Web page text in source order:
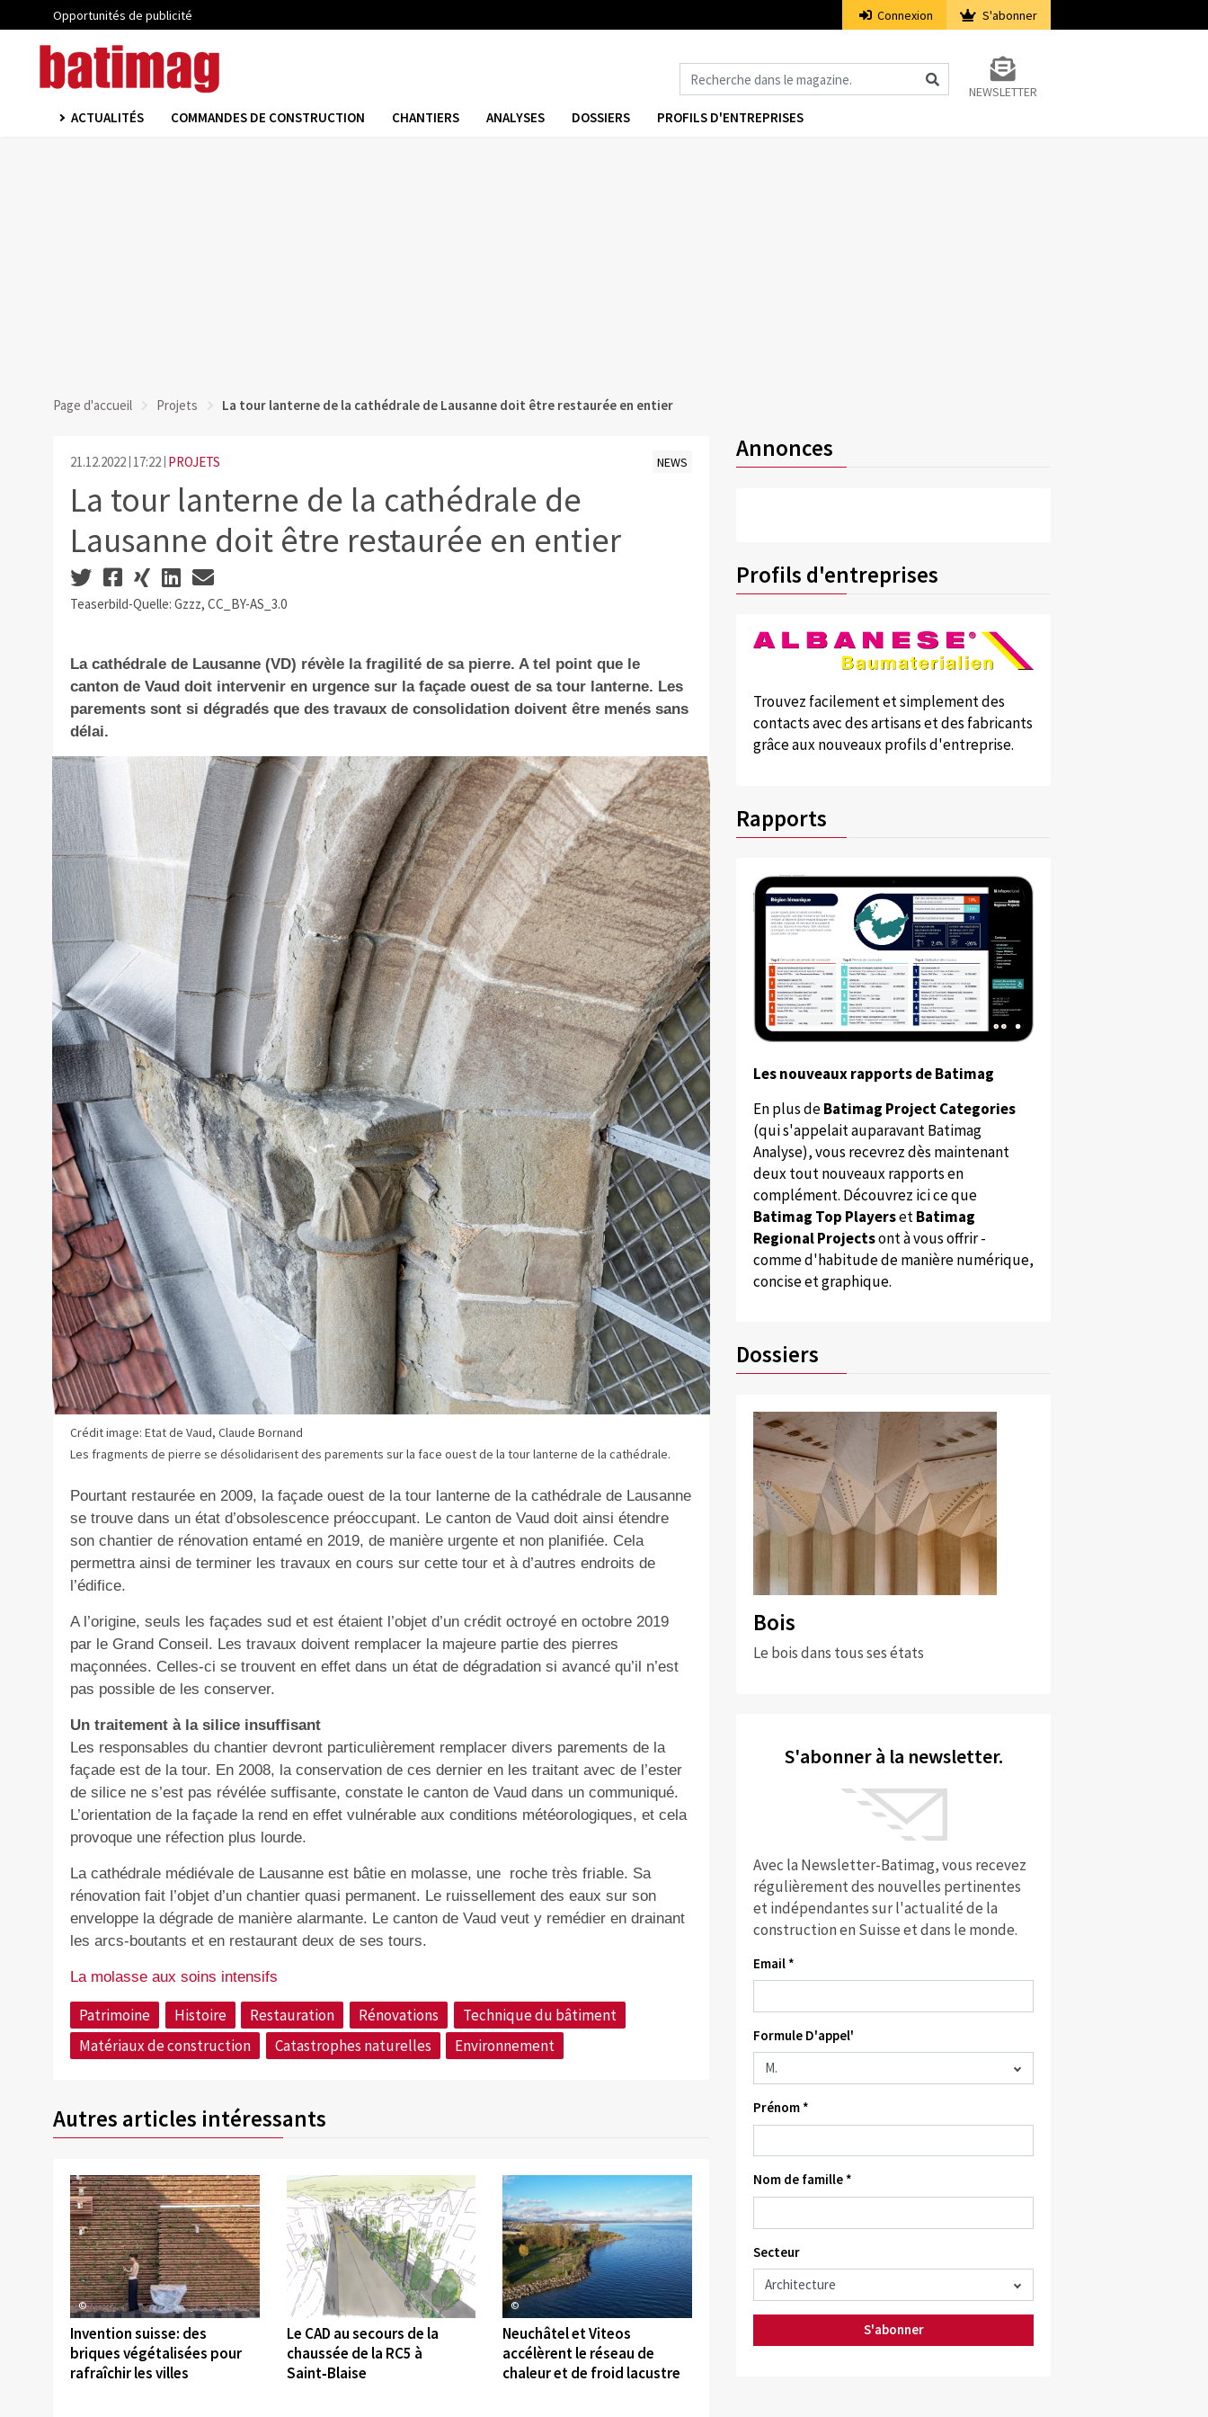
Opportunités de publicité Connexion S'abonner
NEWSLETTER
ACTUALITÉS COMMANDES DE CONSTRUCTION CHANTIERS ANALYSES DOSSIERS PROFILS D'ENTREPRISES
Page d'accueil Projets La tour lanterne de la cathédrale de Lausanne doit être restaurée en entier
21.12.2022 17:22 PROJETS NEWS
La tour lanterne de la cathédrale de
Lausanne doit être restaurée en entier
Teaserbild-Quelle: Gzzz, CC_BY-AS_3.0
La cathédrale de Lausanne (VD) révèle la fragilité de sa pierre. A tel point que le
canton de Vaud doit intervenir en urgence sur la façade ouest de sa tour lanterne. Les
parements sont si dégradés que des travaux de consolidation doivent être menés sans
délai.
Crédit image: Etat de Vaud, Claude Bornand
Les fragments de pierre se désolidarisent des parements sur la face ouest de la tour lanterne de la cathédrale.
Pourtant restaurée en 2009, la façade ouest de la tour lanterne de la cathédrale de Lausanne
se trouve dans un état d’obsolescence préoccupant. Le canton de Vaud doit ainsi étendre
son chantier de rénovation entamé en 2019, de manière urgente et non planifiée. Cela
permettra ainsi de terminer les travaux en cours sur cette tour et à d’autres endroits de
l’édifice.
A l’origine, seuls les façades sud et est étaient l’objet d’un crédit octroyé en octobre 2019
par le Grand Conseil. Les travaux doivent remplacer la majeure partie des pierres
maçonnées. Celles-ci se trouvent en effet dans un état de dégradation si avancé qu’il n’est
pas possible de les conserver.
Un traitement à la silice insuffisant
Les responsables du chantier devront particulièrement remplacer divers parements de la
façade est de la tour. En 2008, la conservation de ces dernier en les traitant avec de l’ester
de silice ne s’est pas révélée suffisante, constate le canton de Vaud dans un communiqué.
L’orientation de la façade la rend en effet vulnérable aux conditions météorologiques, et cela
provoque une réfection plus lourde.
La cathédrale médiévale de Lausanne est bâtie en molasse, une roche très friable. Sa
rénovation fait l’objet d’un chantier quasi permanent. Le ruissellement des eaux sur son
enveloppe la dégrade de manière alarmante. Le canton de Vaud veut y remédier en drainant
les arcs-boutants et en restaurant deux de ses tours.
La molasse aux soins intensifs
Patrimoine Histoire Restauration Rénovations
Technique du bâtiment
Matériaux de construction
Catastrophes naturelles Environnement
Autres articles intéressants
©
Invention suisse: des
briques végétalisées pour
rafraîchir les villes
©
Le CAD au secours de la
chaussée de la RC5 à
Saint‑Blaise
©
Neuchâtel et Viteos
accélèrent le réseau de
chaleur et de froid lacustre
Annonces
Profils d'entreprises
Trouvez facilement et simplement des
contacts avec des artisans et des fabricants
grâce aux nouveaux profils d'entreprise.
Rapports
Les nouveaux rapports de Batimag
En plus deBatimag Project Categories
(qui s'appelait auparavant Batimag
Analyse), vous recevrez dès maintenant
deux tout nouveaux rapports en
complément. Découvrez ici ce que
Batimag Top PlayersetBatimag
Regional Projectsont à vous offrir -
comme d'habitude de manière numérique,
concise et graphique.
Dossiers
Bois
Le bois dans tous ses états
S'abonner à la newsletter.
Avec la Newsletter-Batimag, vous recevez
régulièrement des nouvelles pertinentes
et indépendantes sur l'actualité de la
construction en Suisse et dans le monde.
Email *
Formule D'appel'
Prénom *
Nom de famille *
Secteur
S'abonner